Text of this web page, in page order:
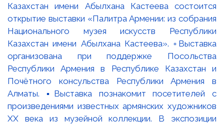
Казахстан имени Абылхана Кастеева состоится
открытие выставки «Палитра Армении: из собрания
Национального музея искусств Республики
Казахстан имени Абылхана Кастеева». ▫️Выставка
организована при поддержке Посольства
Республики Армения в Республике Казахстан и
Почётного консульства Республики Армения в
Алматы. ▪️Выставка познакомит посетителей с
произведениями известных армянских художников
XX века из музейной коллекции. В экспозиции